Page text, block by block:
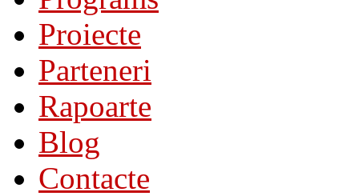
Proiecte
Parteneri
Rapoarte
Blog
Contacte